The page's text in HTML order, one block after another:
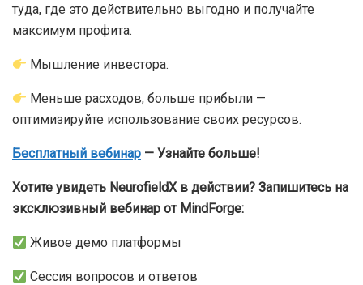
туда, где это действительно выгодно и получайте
максимум профита.
Мышление инвестора.
Меньше расходов, больше прибыли —
оптимизируйте использование своих ресурсов.
Бесплатный вебинар — Узнайте больше!
Хотите увидеть NeurofieldX в действии? Запишитесь на
эксклюзивный вебинар от MindForge:
Живое демо платформы
Сессия вопросов и ответов